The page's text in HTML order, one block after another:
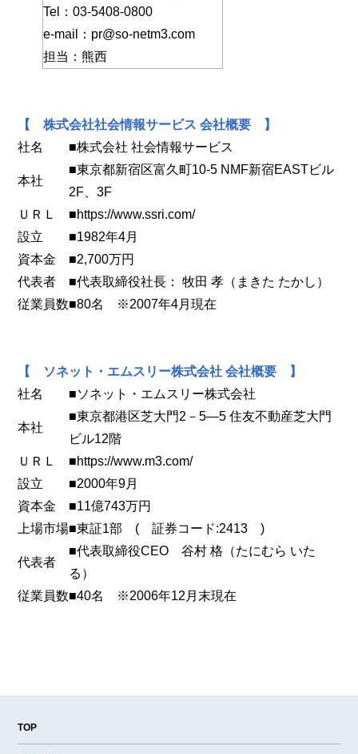
Tel：03-5408-0800
e-mail：pr@so-netm3.com
担当：熊西
【 株式会社社会情報サービス 会社概要 】
社名
■株式会社 社会情報サービス
本社
■東京都新宿区富久町10-5 NMF新宿EASTビル
2F、3F
ＵＲＬ
■https://www.ssri.com/
設立
■1982年4月
資本金
■2,700万円
代表者
■代表取締役社長： 牧田 孝（まきた たかし）
従業員数■80名 ※2007年4月現在
【 ソネット・エムスリー株式会社 会社概要 】
社名
■ソネット・エムスリー株式会社
本社
■東京都港区芝大門2－5―5 住友不動産芝大門
ビル12階
ＵＲＬ
■https://www.m3.com/
設立
■2000年9月
資本金
■11億743万円
上場市場■東証1部 ( 証券コード:2413 )
代表者
■代表取締役CEO 谷村 格（たにむら いた
る）
従業員数■40名 ※2006年12月末現在
TOP